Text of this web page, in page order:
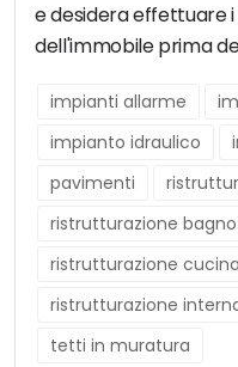
e desidera effettuare
dell'immobile prima
impianti allarme
impianto idraulico
pavimenti
ristrutturazione bagno
ristrutturazione cucina
ristrutturazione
tetti in muratura